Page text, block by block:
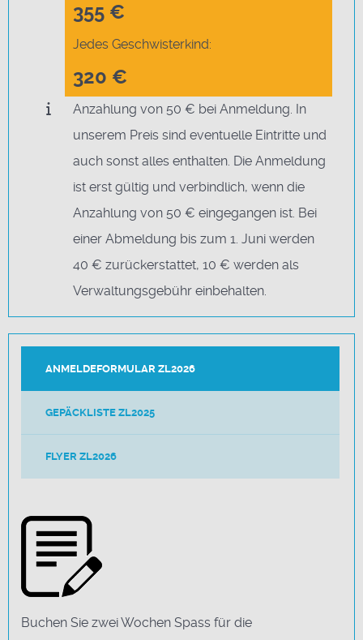
355 €
Jedes Geschwisterkind:
320 €
Anzahlung von 50 € bei Anmeldung. In
unserem Preis sind eventuelle Eintritte und
auch sonst alles enthalten. Die Anmeldung
ist erst gültig und verbindlich, wenn die
Anzahlung von 50 € eingegangen ist. Bei
einer Abmeldung bis zum 1. Juni werden
40 € zurückerstattet, 10 € werden als
Verwaltungsgebühr einbehalten.
ANMELDEFORMULAR ZL2026
GEPÄCKLISTE ZL2025
FLYER ZL2026
Buchen Sie zwei Wochen Spass für die